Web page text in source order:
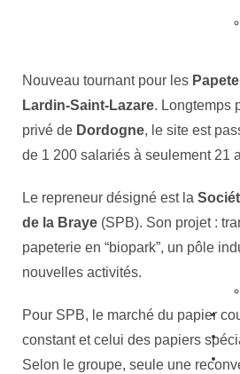
Nouveau tournant pour les
Lardin-Saint-Lazare. Longtemps
privé de Dordogne, le site est
de 1 200 salariés à seulement 21
Le repreneur désigné est la
de la Braye (SPB). Son projet :
papeterie en “biopark”, un pôle
nouvelles activités.
Pour SPB, le marché du papier
constant et celui des papiers
Selon le groupe, seule une